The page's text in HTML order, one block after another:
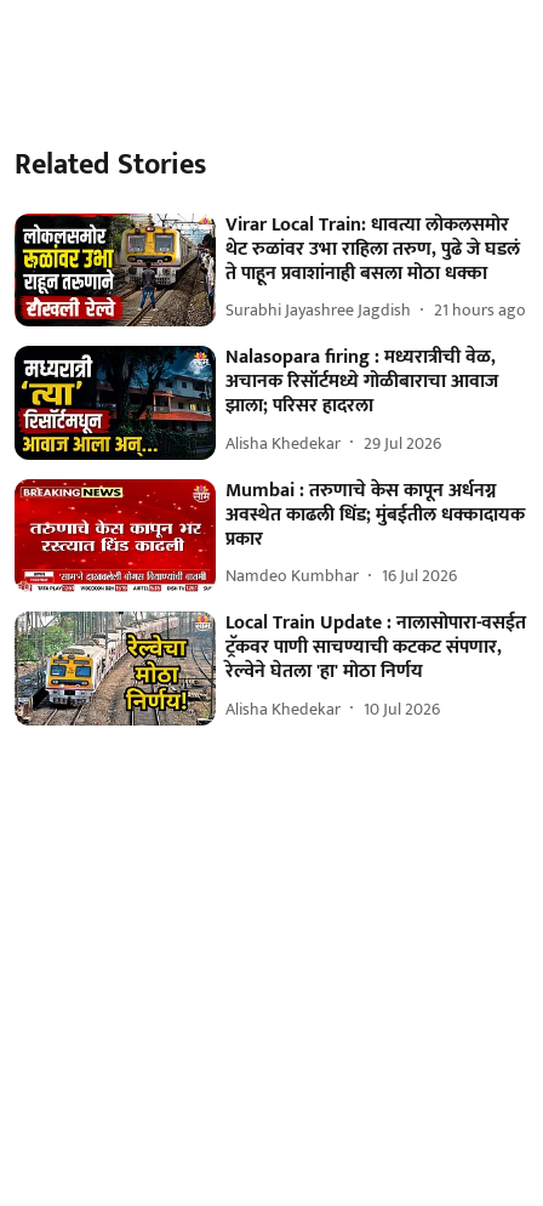
Related Stories
Virar Local Train: धावत्या लोकलसमोर
थेट रुळांवर उभा राहिला तरुण, पुढे जे घडलं
ते पाहून प्रवाशांनाही बसला मोठा धक्का
Surabhi Jayashree Jagdish 21 hours ago
Nalasopara firing : मध्यरात्रीची वेळ,
अचानक रिसॉर्टमध्ये गोळीबाराचा आवाज
झाला; परिसर हादरला
Alisha Khedekar 29 Jul 2026
Mumbai : तरुणाचे केस कापून अर्धनग्न
अवस्थेत काढली धिंड; मुंबईतील धक्कादायक
प्रकार
Namdeo Kumbhar 16 Jul 2026
Local Train Update : नालासोपारा-वसईत
ट्रॅकवर पाणी साचण्याची कटकट संपणार,
रेल्वेने घेतला 'हा' मोठा निर्णय
Alisha Khedekar 10 Jul 2026